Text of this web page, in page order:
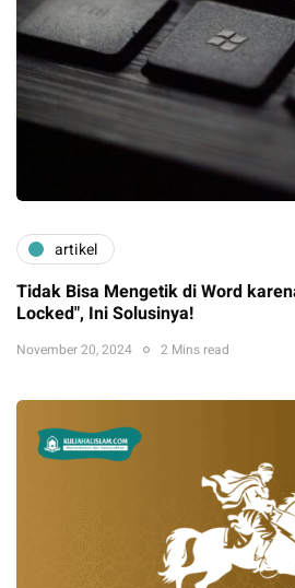
artikel
Tidak Bisa Mengetik di Word
Locked", Ini Solusinya!
November 20, 2024 2 Mins read